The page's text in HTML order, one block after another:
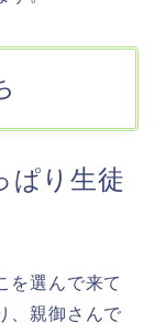
ぱり生徒
を選んで来て
、親御さんで